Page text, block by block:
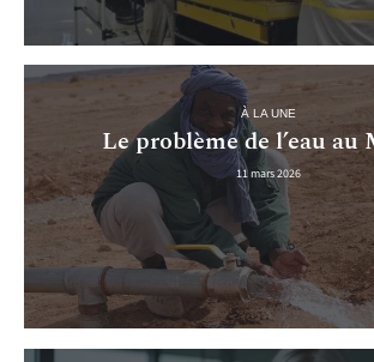
À LA UNE
Le problème de l’eau au
11 mars 2026